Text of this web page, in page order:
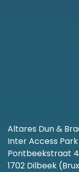
Altares Dun &
Inter Access Park
Pontbeekstraat 4
1702 Dilbeek